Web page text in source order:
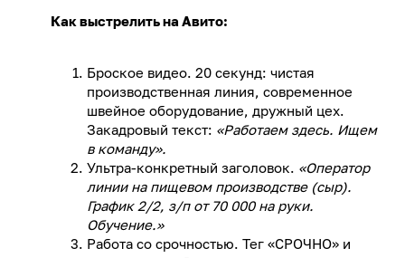
Как выстрелить на Авито:
Броское видео. 20 секунд: чистая
производственная линия, современное
швейное оборудование, дружный цех.
Закадровый текст: «Работаем здесь. Ищем
в команду».
Ультра-конкретный заголовок. «Оператор
линии на пищевом производстве (сыр).
График 2/2, з/п от 70 000 на руки.
Обучение.»
Работа со срочностью. Тег «СРОЧНО» и